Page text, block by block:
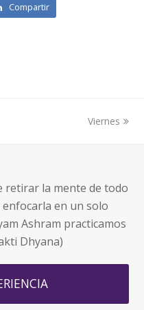
Compartir
next
Viernes
retirar la mente de todo
en un solo
Ashram practicamos
Dhyana)